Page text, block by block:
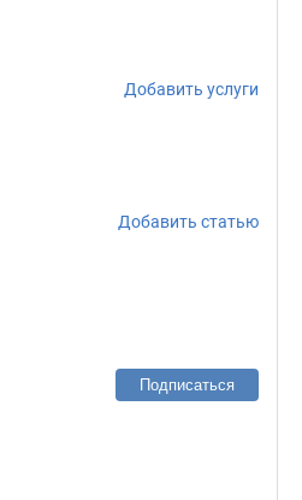
Добавить услуги
Добавить статью
Подписаться